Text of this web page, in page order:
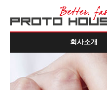
회사소개